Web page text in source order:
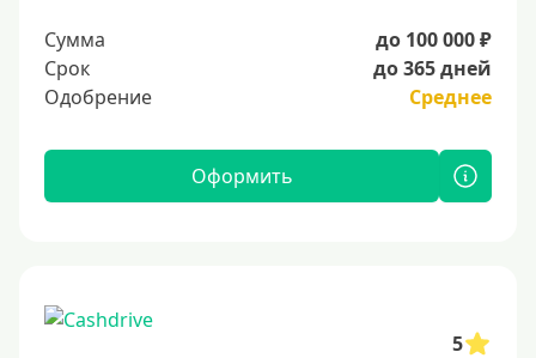
Сумма
до 100 000 ₽
Срок
до 365 дней
Одобрение
Среднее
Оформить
5